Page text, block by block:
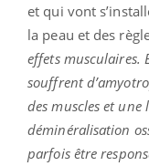
et qui vont
la peau et des
effets musculaires.
souffrent
des muscles et une
déminéralisation
parfois être